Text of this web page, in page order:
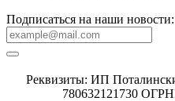
Подписаться на наши новости:
Реквизиты: ИП
780632121730